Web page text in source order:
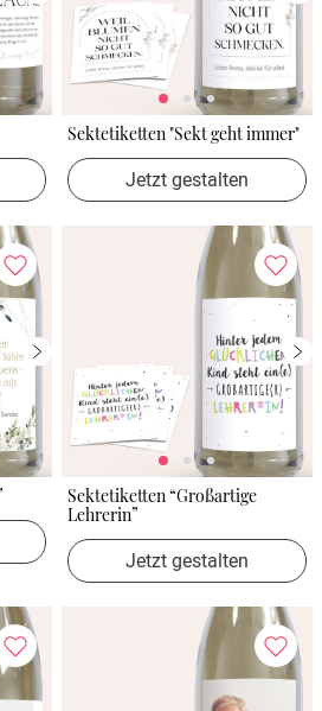
Sektetiketten "Sekt geht immer"
Jetzt gestalten
Sektetiketten “Großartige
Lehrerin”
Jetzt gestalten